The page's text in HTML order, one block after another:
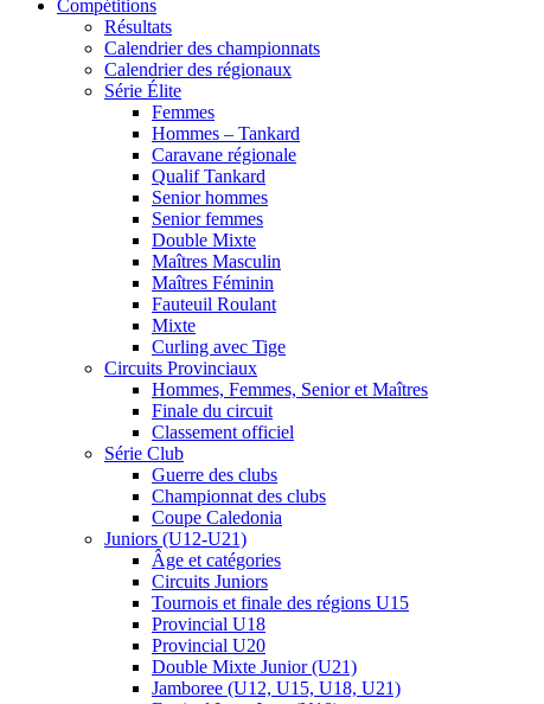
Compétitions
Résultats
Calendrier des championnats
Calendrier des régionaux
Série Élite
Femmes
Hommes – Tankard
Caravane régionale
Qualif Tankard
Senior hommes
Senior femmes
Double Mixte
Maîtres Masculin
Maîtres Féminin
Fauteuil Roulant
Mixte
Curling avec Tige
Circuits Provinciaux
Hommes, Femmes, Senior et Maîtres
Finale du circuit
Classement officiel
Série Club
Guerre des clubs
Championnat des clubs
Coupe Caledonia
Juniors (U12-U21)
Âge et catégories
Circuits Juniors
Tournois et finale des régions U15
Provincial U18
Provincial U20
Double Mixte Junior (U21)
Jamboree (U12, U15, U18, U21)